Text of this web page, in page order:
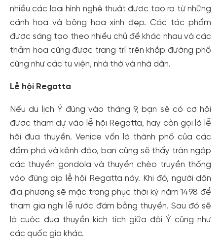
nhiều các loại hình nghệ thuật được tạo ra từ những
cánh hoa và bông hoa xinh đẹp. Các tác phẩm
được sáng tạo theo nhiều chủ đề khác nhau và các
thảm hoa cũng được trang trí trên khắp đường phố
cũng như các tu viện, nhà thờ và nhà dân.
Lễ hội Regatta
Nếu du lịch Ý đúng vào tháng 9, bạn sẽ có cơ hội
được tham dự vào lễ hội Regatta, hay còn gọi là lễ
hội đua thuyền. Venice vốn là thành phố của các
đầm phá và kênh đào, bạn cũng sẽ thấy tràn ngập
các thuyền gondola và thuyền chèo truyền thống
vào đúng dịp lễ hội Regatta này. Khi đó, người dân
địa phương sẽ mặc trang phục thời kỳ năm 1498 để
tham gia nghi lễ rước đám bằng thuyền. Sau đó sẽ
là cuộc đua thuyền kịch tích giữa độị Ý cũng như
các quốc gia khác.